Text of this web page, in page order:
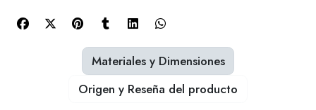
Materiales y Dimensiones
Origen y Reseña del producto